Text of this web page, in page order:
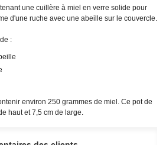
une cuillère à miel en verre solide pour
d'une ruche avec une abeille sur le couvercle.
:
environ 250 grammes de miel. Ce pot de
haut et 7,5 cm de large.